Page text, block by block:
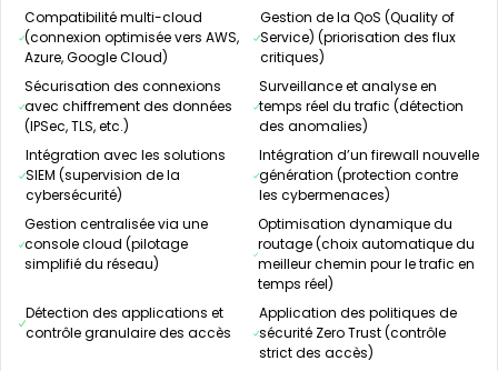
Compatibilité multi-cloud
(connexion optimisée vers AWS,
Azure, Google Cloud)
Gestion de la QoS (Quality of
Service) (priorisation des flux
critiques)
Sécurisation des connexions
avec chiffrement des données
(IPSec, TLS, etc.)
Surveillance et analyse en
temps réel du trafic (détection
des anomalies)
Intégration avec les solutions
SIEM (supervision de la
cybersécurité)
Intégration d’un firewall nouvelle
génération (protection contre
les cybermenaces)
Gestion centralisée via une
console cloud (pilotage
simplifié du réseau)
Optimisation dynamique du
routage (choix automatique du
meilleur chemin pour le trafic en
temps réel)
Détection des applications et
contrôle granulaire des accès
Application des politiques de
sécurité Zero Trust (contrôle
strict des accès)